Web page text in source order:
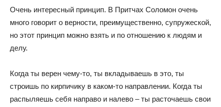
Очень интересный принцип. В Притчах Соломон очень
много говорит о верности, преимущественно, супружеской,
но этот принцип можно взять и по отношению к людям и
делу.
Когда ты верен чему-то, ты вкладываешь в это, ты
строишь по кирпичику в каком-то направлении. Когда ты
распыляешь себя направо и налево – ты расточаешь свои